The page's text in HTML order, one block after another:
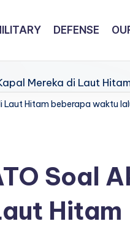
DEFENSE
Laut Hitam beberapa waktu
Soal
Hitam